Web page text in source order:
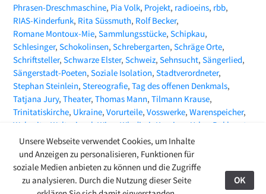
Phrasen-Dreschmaschine Pia Volk Projekt radioeins rbb
RIAS-Kinderfunk Rita Süssmuth Rolf Becker
Romane Montoux-Mie Sammlungsstücke Schipkau
Schlesinger Schokolinsen Schrebergarten Schräge Orte
Schriftsteller Schwarze Elster Schweiz Sehnsucht Sängerlied
Sängerstadt-Poeten Soziale Isolation Stadtverordneter
Stephan Steinlein Stereografie Tag des offenen Denkmals
Tatjana Jury Theater Thomas Mann Tilmann Krause
Trinitatiskirche Ukraine Vorurteile Vosswerke Warenspeicher
Webseite
Weltspiegel Wien Wladimir Kaminer
Yehor Bakhmut
ZEITMAGAZIN Zeitungsartikel Zoë Beck
27.08.24
Unsere Webseite verwendet Cookies, um Inhalte
und Anzeigen zu personalisieren, Funktionen für
soziale Medien anbieten zu können und die Zugriffe
zu analysieren. Durch die Nutzung dieser Seite
OK